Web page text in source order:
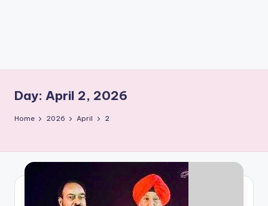
Day: April 2, 2026
Home 2026 April 2